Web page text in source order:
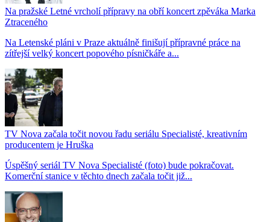
Na pražské Letné vrcholí přípravy na obří koncert zpěváka Marka
Ztraceného
Na Letenské pláni v Praze aktuálně finišují přípravné práce na
zítřejší velký koncert popového písničkáře a...
TV Nova začala točit novou řadu seriálu Specialisté, kreativním
producentem je Hruška
Úspěšný seriál TV Nova Specialisté (foto) bude pokračovat.
Komerční stanice v těchto dnech začala točit již...